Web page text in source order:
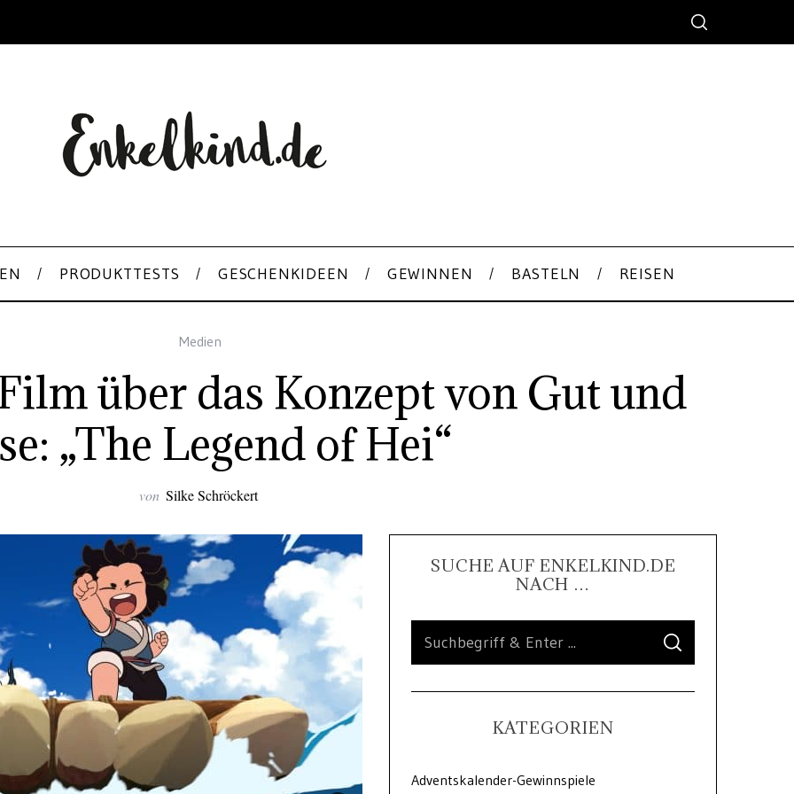
PRODUKTTESTS GESCHENKIDEEN GEWINNEN BASTELN REISEN
Medien
über das Konzept von Gut und
„The Legend of Hei“
von Silke Schröckert
SUCHE AUF ENKELKIND.DE
NACH …
KATEGORIEN
Adventskalender-Gewinnspiele